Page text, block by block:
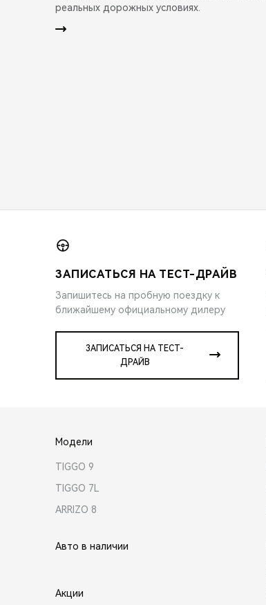
реальных дорожных условиях.
ЗАПИСАТЬСЯ НА ТЕСТ-ДРАЙВ
Запишитесь на пробную поездку к
ближайшему официальному дилеру
ЗАПИСАТЬСЯ НА ТЕСТ-
ДРАЙВ
Модели
TIGGO 9
TIGGO 7L
ARRIZO 8
Авто в наличии
Акции